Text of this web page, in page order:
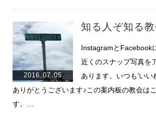
2016.07.05
知る人ぞ知る教
InstagramとFacebook
近くのスナップ写真を
あります。いつも’いい
ありがとうございます♪この案内板の教会は
す。…